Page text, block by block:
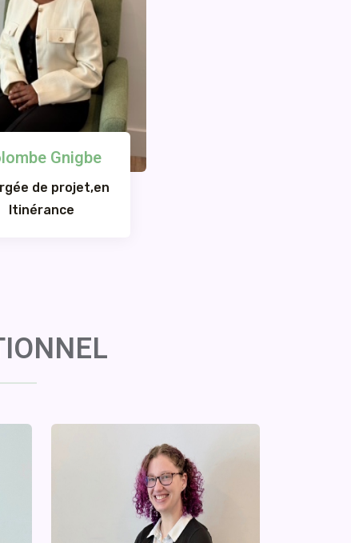
Gnigbe
de projet,en
Itinérance